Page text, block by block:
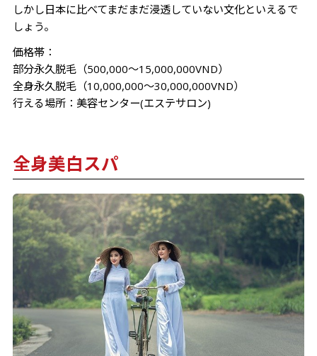
しかし日本に比べてまだまだ浸透していない文化といえるで
しょう。
価格帯：
部分永久脱毛（500,000～15,000,000VND）
全身永久脱毛（10,000,000～30,000,000VND）
行える場所：美容センター(エステサロン)
全身美白スパ